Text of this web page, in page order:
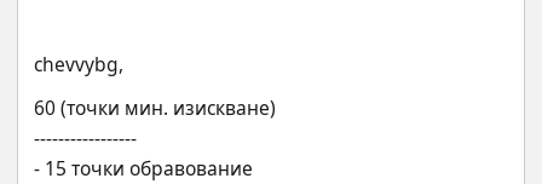
chevvybg,
60 (точки мин. изискване)
-----------------
- 15 точки обравование